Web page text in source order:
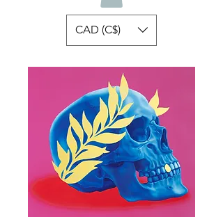
CAD (C$)